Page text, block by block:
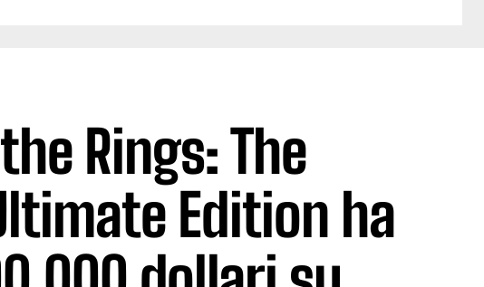
Rings: The
Edition ha